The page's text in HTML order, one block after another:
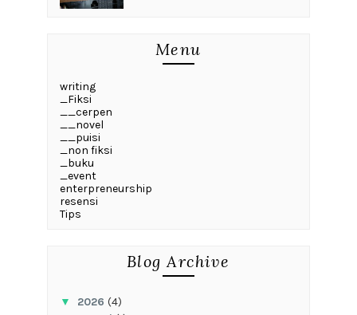
Menu
writing
_Fiksi
__cerpen
__novel
__puisi
_non fiksi
_buku
_event
enterpreneurship
resensi
Tips
Blog Archive
▼ 2026 (4)